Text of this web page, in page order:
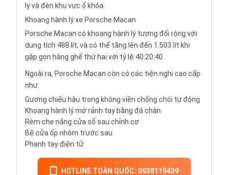
lý và đèn khu vực ổ khóa.
Khoang hành lý xe Porsche Macan
Porsche Macan có khoang hành lý tương đối rộng với
dung tích 488 lít, và có thể tăng lên đến 1.503 lít khi
gập gọn hàng ghế thứ hai với tỷ lệ 40:20:40.
Ngoài ra, Porsche Macan còn có các tiện nghi cao cấp
như:
Gương chiếu hậu trong không viền chống chói tự động
Khoang hành lý mở rảnh tay bằng đá chân
Rèm che nắng cửa sổ sau chỉnh cơ
Bệ cửa ốp nhôm trước sau
Phanh tay điện tử
HOTLINE TOÀN QUỐC: 0938119439